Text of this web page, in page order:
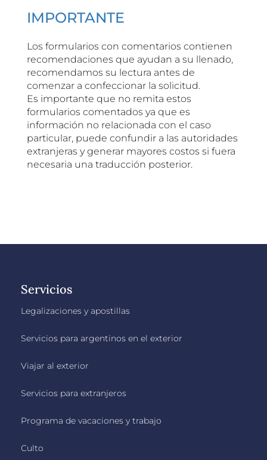
IMPORTANTE
Los formularios con comentarios contienen
recomendaciones que ayudan a su llenado,
recomendamos su lectura antes de
comenzar a confeccionar la solicitud.
Es importante que no remita estos
formularios comentados ya que es
información no relacionada con el caso
particular, puede confundir a las autoridades
extranjeras y generar mayores costos si fuera
necesaria una traducción posterior.
Servicios
Legalizaciones y apostillas
Servicios para argentinos en el exterior
Viajar al exterior
Servicios para extranjeros
Programa de vacaciones y trabajo
Culto